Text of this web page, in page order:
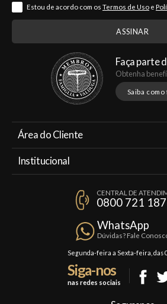
Estou de acordo com os Termos de Uso e
Faça parte
Obtenha
Saiba
Área do Cliente
Institucional
Política de Privacidade
Trocas e Devoluções
Formas de Pagamento
CENTRAL DE
0800 721
WhatsApp
Dúvidas? Fale
Segunda-feira a Sexta-feira, das
Siga-nos
nas redes sociais